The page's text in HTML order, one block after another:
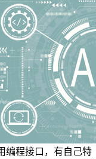
程接口，有自己特